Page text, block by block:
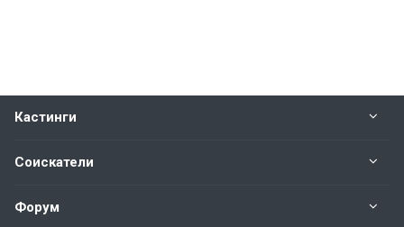
Кастинги
Соискатели
Форум